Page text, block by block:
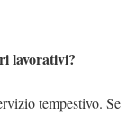
lavorativi?
tempestivo. Se